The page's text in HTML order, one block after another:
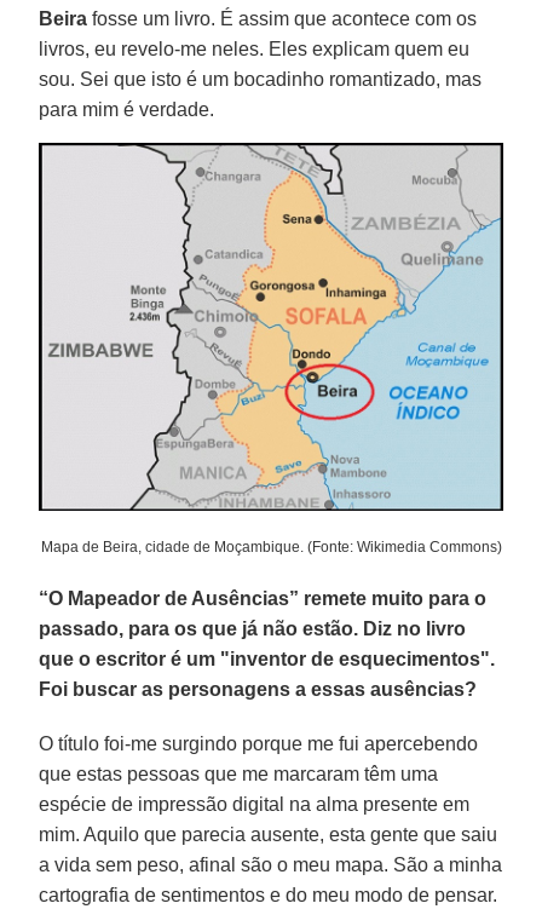
Beira fosse um livro. É assim que acontece com os
livros, eu revelo-me neles. Eles explicam quem eu
sou. Sei que isto é um bocadinho romantizado, mas
para mim é verdade.
Mapa de Beira, cidade de Moçambique. (Fonte: Wikimedia Commons)
“O Mapeador de Ausências” remete muito para o
passado, para os que já não estão. Diz no livro
que o escritor é um "inventor de esquecimentos".
Foi buscar as personagens a essas ausências?
O título foi-me surgindo porque me fui apercebendo
que estas pessoas que me marcaram têm uma
espécie de impressão digital na alma presente em
mim. Aquilo que parecia ausente, esta gente que saiu
a vida sem peso, afinal são o meu mapa. São a minha
cartografia de sentimentos e do meu modo de pensar.